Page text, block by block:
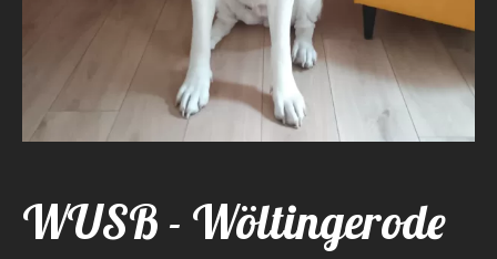
WUSB - Wöltingerode